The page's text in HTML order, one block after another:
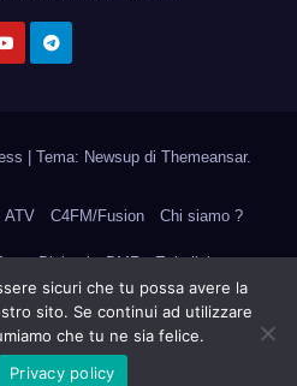
Tema: Newsup di Themeansar.
ATV C4FM/Fusion Chi siamo ?
Diplomi DMR Echolink
Il Regolamento Logbook
QSL Bureau
sicuri che tu possa avere la
sito. Se continui ad utilizzare
che tu ne sia felice.
Privacy policy